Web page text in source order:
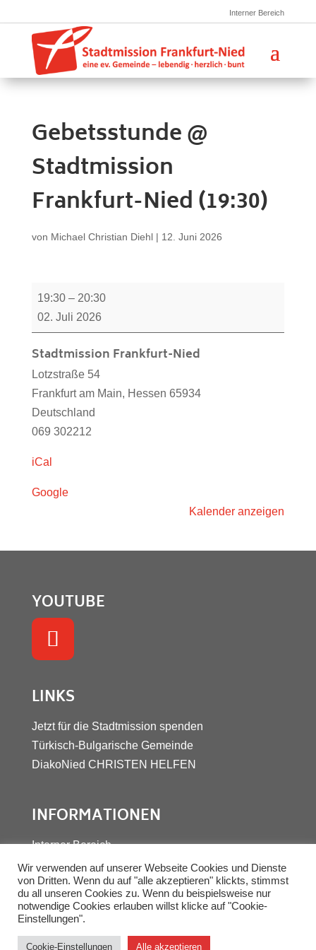
Interner Bereich
Gebetsstunde @
Stadtmission
Frankfurt-Nied (19:30)
von Michael Christian Diehl| 12. Juni 2026
Gebetsstunde
@
Stadtmission
Frankfurt-
Nied
(19:30)
19:30 – 20:30
02. Juli 2026
Stadtmission Frankfurt-Nied
Lotzstraße 54
Frankfurt am Main, Hessen 65934
Deutschland
069 302212
iCal
Google
Kalender anzeigen
YOUTUBE
LINKS
Jetzt für die Stadtmission spenden
Türkisch-Bulgarische Gemeinde
DiakoNied CHRISTEN HELFEN
INFORMATIONEN
Interner Bereich
Kontakt
Datenschutz
Impressum
© 2025 Stadtmission Frankfurt-Nied
Wir verwenden auf unserer Webseite Cookies und Dienste
von Dritten. Wenn du auf "alle akzeptieren" klickts, stimmst
du all unseren Cookies zu. Wenn du beispielsweise nur
notwendige Cookies erlauben willst klicke auf "Cookie-
Einstellungen".
Cookie-Einstellungen Alle akzeptieren